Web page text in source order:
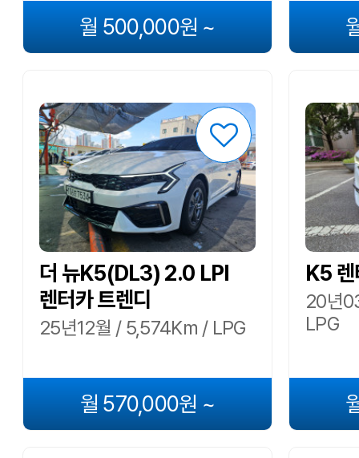
월 500,000원 ~
더 뉴K5(DL3) 2.0 LPI
렌터카 트렌디
25년12월 / 5,574Km / LPG
월 570,000원 ~
K5
20년
LPG